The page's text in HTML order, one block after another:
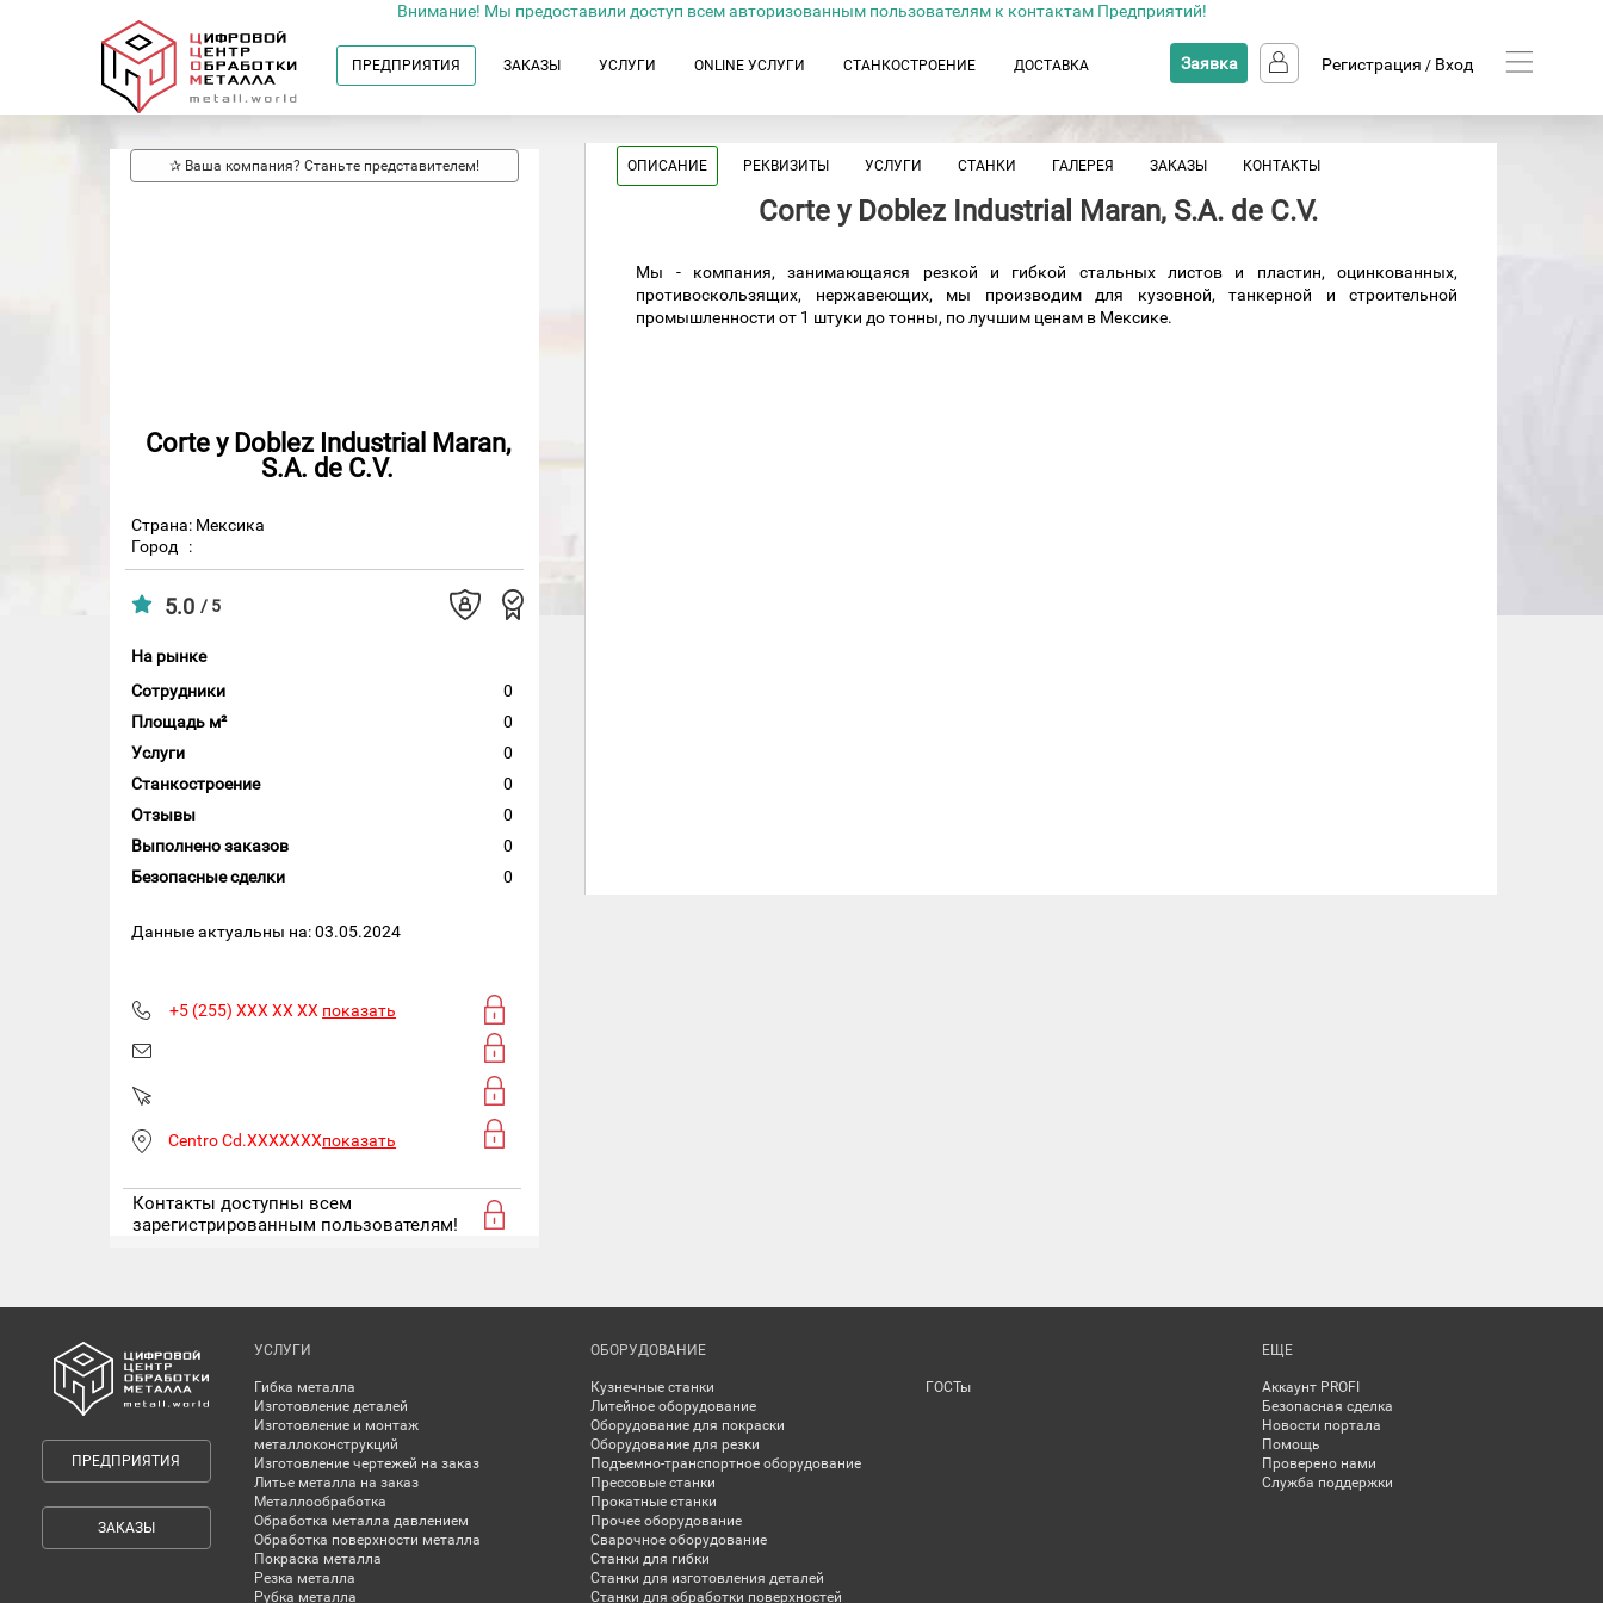
Внимание! Мы предоставили доступ всем авторизованным пользователям к контактам Предприятий!
ПРЕДПРИЯТИЯ ЗАКАЗЫ УСЛУГИ ONLINE УСЛУГИ СТАНКОСТРОЕНИЕ ДОСТАВКА Заявка Регистрация / Вход
✰ Ваша компания? Станьте представителем!
Corte y Doblez Industrial Maran,
S.A. de C.V.
Страна: Мексика
Город
:
5.0 / 5
На рынке
Сотрудники
0
Площадь м²
0
Услуги
0
Станкостроение
0
Отзывы
0
Выполнено заказов
0
Безопасные сделки
0
Данные актуальны на: 03.05.2024
+5 (255) XXX XX XX показать
Centro Cd.XXXXXXXпоказать
Контакты доступны всем
зарегистрированным пользователям!
ОПИСАНИЕ РЕКВИЗИТЫ УСЛУГИ СТАНКИ ГАЛЕРЕЯ ЗАКАЗЫ КОНТАКТЫ
Corte y Doblez Industrial Maran, S.A. de C.V.
Мы - компания, занимающаяся резкой и гибкой стальных листов и пластин, оцинкованных,
противоскользящих, нержавеющих, мы производим для кузовной, танкерной и строительной
промышленности от 1 штуки до тонны, по лучшим ценам в Мексике.
ПРЕДПРИЯТИЯ
ЗАКАЗЫ
УСЛУГИ
Гибка металла
Изготовление деталей
Изготовление и монтаж
металлоконструкций
Изготовление чертежей на заказ
Литье металла на заказ
Металлообработка
Обработка металла давлением
Обработка поверхности металла
Покраска металла
Резка металла
Рубка металла
ОБОРУДОВАНИЕ
Кузнечные станки
Литейное оборудование
Оборудование для покраски
Оборудование для резки
Подъемно-транспортное оборудование
Прессовые станки
Прокатные станки
Прочее оборудование
Сварочное оборудование
Станки для гибки
Станки для изготовления деталей
Станки для обработки поверхностей
ГОСТы
ЕЩЕ
Аккаунт PROFI
Безопасная сделка
Новости портала
Помощь
Проверено нами
Служба поддержки